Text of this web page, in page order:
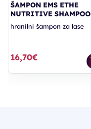
ŠAMPON EMS ETHE
NUTRITIVE SHAMPOO
hranilni šampon za lase
16,70€